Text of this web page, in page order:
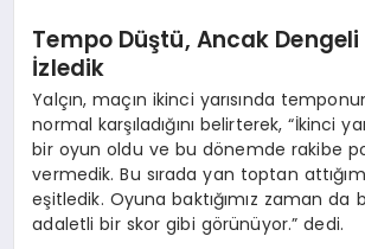
Tempo Düştü, Ancak Dengeli
İzledik
Yalçın, maçın ikinci yarısında
normal karşıladığını belirterek, “İkinci
bir oyun oldu ve bu dönemde rakibe
vermedik. Bu sırada yan toptan
eşitledik. Oyuna baktığımız zaman da
adaletli bir skor gibi görünüyor.” dedi.